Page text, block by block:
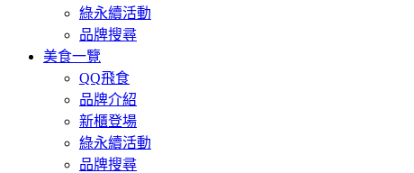
綠永續活動
品牌搜尋
美食一覽
QQ飛食
品牌介紹
新櫃登場
綠永續活動
品牌搜尋